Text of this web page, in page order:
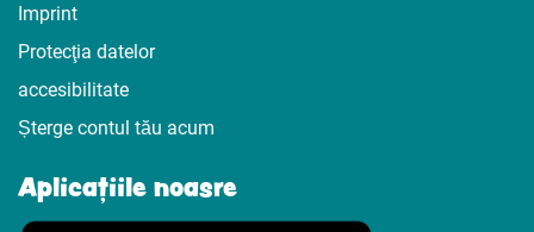
Imprint
Protecţia datelor
accesibilitate
Șterge contul tău acum
Aplicațiile noasre